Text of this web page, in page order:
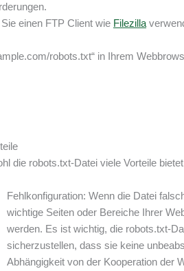
einen FTP Client wie Filezilla
robots.txt“ in Ihrem
die robots.txt-Datei viele Vorteile
Fehlkonfiguration: Wenn die Datei
wichtige Seiten oder Bereiche Ihrer
werden. Es ist wichtig, die robots.txt-
sicherzustellen, dass sie keine
Abhängigkeit von der Kooperation der